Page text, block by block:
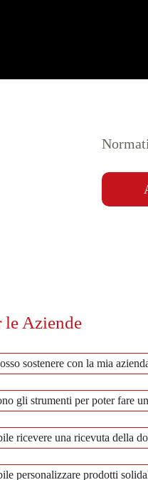
le Aziende
sostenere con la mia
gli strumenti per poter fare
ricevere una ricevuta della
personalizzare prodotti